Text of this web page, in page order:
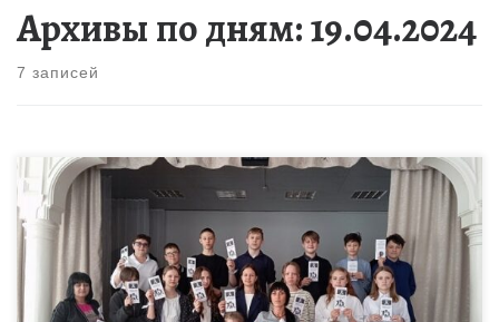
Архивы по дням:19.04.2024
7 записей
Ежегодно в России 19 апреля проходит Международная акция
«Белая ленточка». Акция направлена на воспитание у детей и
подростков чувства толерантности, миролюбия, принятия и